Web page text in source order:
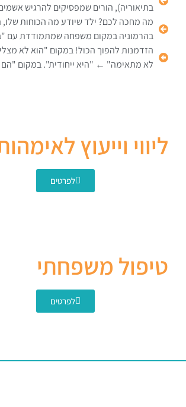
בתיאוריה), הורים שמפסיקים להרגיש
מה מחכה לכם? ילד שיודע מה הכוחות
בהרמוניה במקום משפחה שמתמודדת עם
הזדמנות להפוך הכול! במקום "הוא לא
לא מתאימה" ← "היא ייחודית". במקום
ליווי וייעוץ
לפרטים
טיפול משפחתי
לפרטים